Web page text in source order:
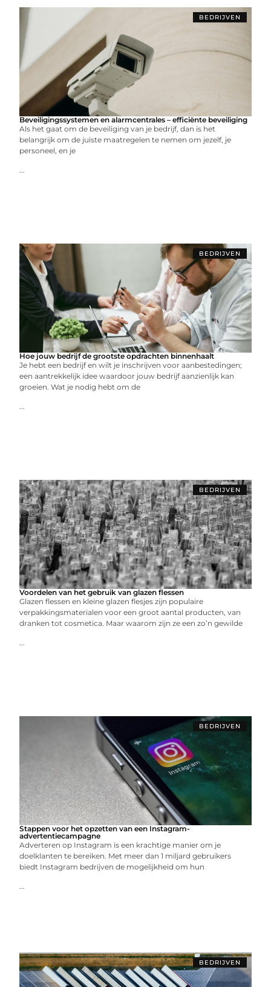
BEDRIJVEN
Beveiligingssystemen en alarmcentrales – efficiënte beveiliging
Als het gaat om de beveiliging van je bedrijf, dan is het
belangrijk om de juiste maatregelen te nemen om jezelf, je
personeel, en je
...
BEDRIJVEN
Hoe jouw bedrijf de grootste opdrachten binnenhaalt
Je hebt een bedrijf en wilt je inschrijven voor aanbestedingen;
een aantrekkelijk idee waardoor jouw bedrijf aanzienlijk kan
groeien. Wat je nodig hebt om de
...
BEDRIJVEN
Voordelen van het gebruik van glazen flessen
Glazen flessen en kleine glazen flesjes zijn populaire
verpakkingsmaterialen voor een groot aantal producten, van
dranken tot cosmetica. Maar waarom zijn ze een zo’n gewilde
...
BEDRIJVEN
Stappen voor het opzetten van een Instagram-
advertentiecampagne
Adverteren op Instagram is een krachtige manier om je
doelklanten te bereiken. Met meer dan 1 miljard gebruikers
biedt Instagram bedrijven de mogelijkheid om hun
...
BEDRIJVEN